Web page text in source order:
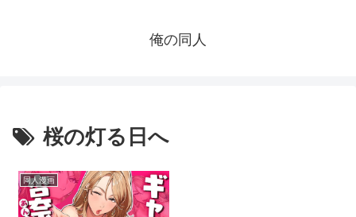
俺の同人
桜の灯る日へ
同人漫画